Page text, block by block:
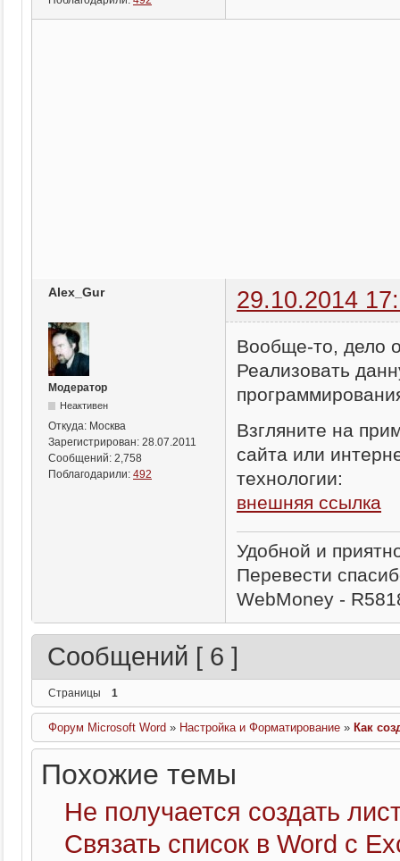
Alex_Gur 29.10.2014
Модератор
Неактивен
Откуда: Москва
Зарегистрирован: 28.07.2011
Сообщений: 2,758
Поблагодарили: 492
Вообще-то, дело
Реализовать
Взгляните на
сайта или
технологии:
внешняя ссылка
Удобной и
Перевести
WebMoney -
Сообщений [ 6 ]
Страницы 1
Форум Microsoft Word » Настройка и Форматирование »Как
Похожие темы
Не получается создать
Связать список в Word с